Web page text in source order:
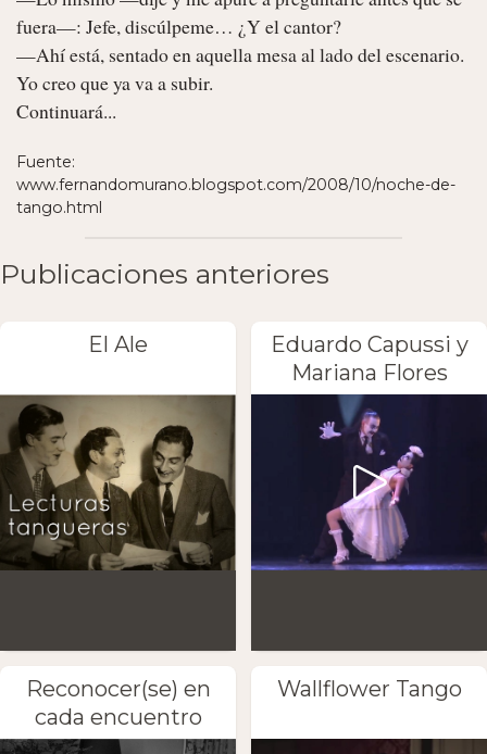
fuera—: Jefe, discúlpeme… ¿Y el cantor?
—Ahí está, sentado en aquella mesa al lado del escenario.
Yo creo que ya va a subir.
Continuará...
Fuente:
www.fernandomurano.blogspot.com/2008/10/noche-de-
tango.html
Publicaciones anteriores
El Ale
Eduardo Capussi y
Mariana Flores
Reconocer(se) en
cada encuentro
Wallflower Tango